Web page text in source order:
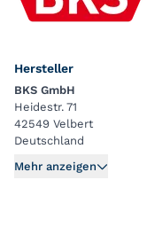
Hersteller
BKS GmbH
Heidestr. 71
42549 Velbert
Deutschland
Mehr anzeigen